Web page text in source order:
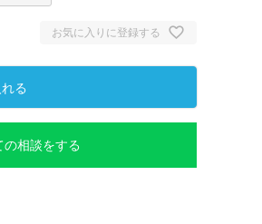
お気に入りに登録する
る
の相談をする